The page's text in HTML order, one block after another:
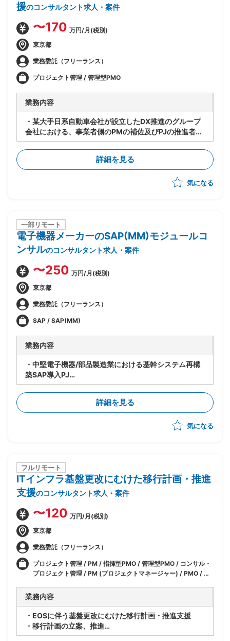
援のコンサルタント求人・案件
〜170 万円/月(税別)
東京都
業務委託（フリーランス）
プロジェクト管理 / 管理型PMO
業務内容
・某大手日系自動車会社が設立したDX推進のグループ
会社における、事業者側のPMの補佐及びPJの推進者と
して、計画策定、WBS/ToDo管理、進捗会議の進行/管
理を実施を下記案件にて支援
3Dプリンターを用いて車内のアクセサリーやシートを
セミオーダーメードで制作、提供するPJ
継続的にPoCを実施していき、3Dプリンターを用い
・まずはPoCを進めながら、事業計画の策定を実施し
ていくため、ユーザー側のPMと共に実施する
詳細を見る
気になる
一部リモート
電子機器メーカーのSAP(MM)モジュールコ
ンサルのコンサルタント求人・案件
〜250 万円/月(税別)
東京都
業務委託（フリーランス）
SAP / SAP(MM)
業務内容
・中堅電子機器/部品製造業における基幹システム再構
築SAP導入PJ
・SAP(MM)モジュールコンサルタント支援
・下記、作業を想定
- プロトタイプ構築
詳細を見る
気になる
フルリモート
ITインフラ基盤更改にむけた移行計画・推進
支援のコンサルタント求人・案件
〜120 万円/月(税別)
東京都
業務委託（フリーランス）
プロジェクト管理 / PM / 指揮型PMO / 管理型PMO / コンサル・
プロジェクト管理 / PM (プロジェクトマネージャー) / PMO / イ
業務内容
・EOSに伴う基盤更改にむけた移行計画・推進支援
・移行計画の立案、推進
・関係者との調整、連携対応